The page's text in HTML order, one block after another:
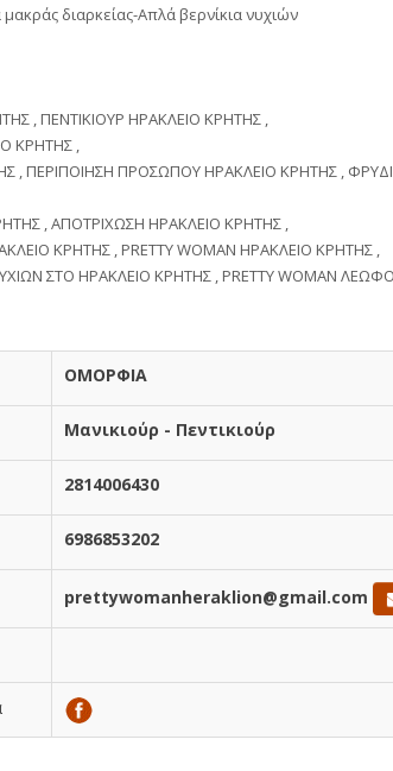
διαρκείας-Απλά βερνίκια νυχιών
, ΠΕΝΤΙΚΙΟΥΡ ΗΡΑΚΛΕΙΟ ΚΡΗΤΗΣ ,
ΚΡΗΤΗΣ ,
, ΠΕΡΙΠΟΙΗΣΗ ΠΡΟΣΩΠΟΥ ΗΡΑΚΛΕΙΟ ΚΡΗΤΗΣ ,
, ΑΠΟΤΡΙΧΩΣΗ ΗΡΑΚΛΕΙΟ ΚΡΗΤΗΣ ,
ΚΡΗΤΗΣ , PRETTY WOMAN ΗΡΑΚΛΕΙΟ ΚΡΗΤΗΣ ,
ΣΤΟ ΗΡΑΚΛΕΙΟ ΚΡΗΤΗΣ , PRETTY WOMAN
ΟΜΟΡΦΙΑ
Μανικιούρ - Πεντικιούρ
2814006430
6986853202
prettywomanheraklion@gmail.com